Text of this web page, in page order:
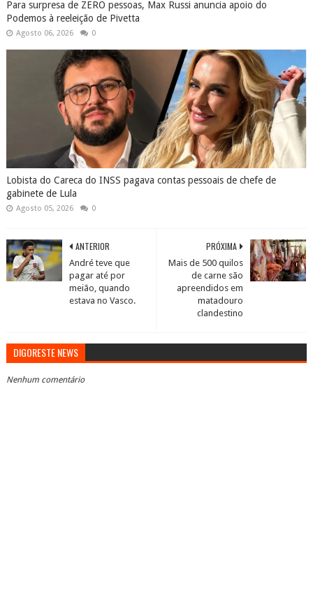
Para surpresa de ZERO pessoas, Max Russi anuncia apoio do
Podemos à reeleição de Pivetta
Agosto 06, 2026 0
Lobista do Careca do INSS pagava contas pessoais de chefe de
gabinete de Lula
Agosto 05, 2026 0
PRÓXIMA
Mais de 500 quilos
de carne são
apreendidos em
matadouro
clandestino
ANTERIOR
André teve que
pagar até por
meião, quando
estava no Vasco.
DIGORESTE NEWS
Nenhum comentário